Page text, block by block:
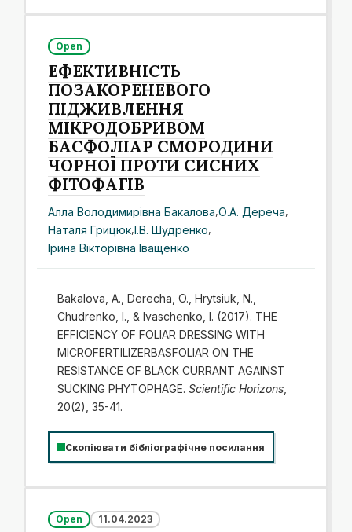
Open
ЕФЕКТИВНІСТЬ
ПОЗАКОРЕНЕВОГО
ПІДЖИВЛЕННЯ
МІКРОДОБРИВОМ
БАСФОЛІАР СМОРОДИНИ
ЧОРНОЇ ПРОТИ СИСНИХ
ФІТОФАГІВ
Алла Володимирівна Бакалова,О.А. Дереча,
Наталя Грицюк,І.В. Шудренко,
Ірина Вікторівна Іващенко
Bakalova, A., Derecha, O., Hrytsiuk, N.,
Chudrenko, I., & Ivaschenko, I. (2017). THE
EFFICIENCY OF FOLIAR DRESSING WITH
MICROFERTILIZERBASFOLIAR ON THE
RESISTANCE OF BLACK CURRANT AGAINST
SUCKING PHYTOPHAGE. Scientific Horizons,
20(2), 35-41.
Скопіювати бібліографічне посилання
Open 11.04.2023